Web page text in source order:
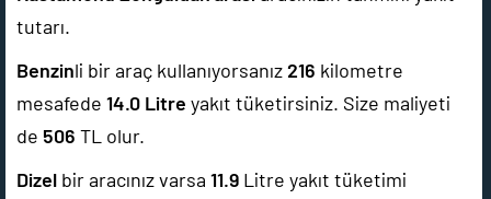
tutarı.
Benzinli bir araç kullanıyorsanız216 kilometre
mesafede 14.0 Litre yakıt tüketirsiniz. Size maliyeti
de 506 TL olur.
Dizel bir aracınız varsa 11.9 Litre yakıt tüketimi